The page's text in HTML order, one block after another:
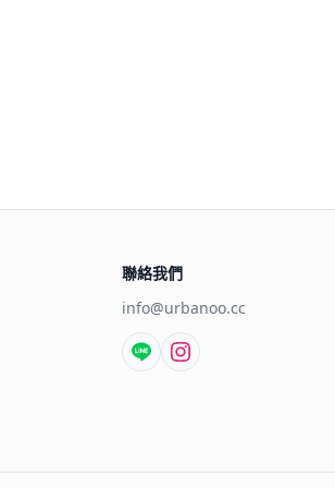
聯絡我們
info@urbanoo.cc